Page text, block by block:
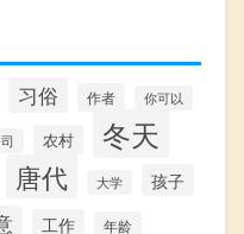
习俗 作者 你可以
农村 冬天
唐代 大学 孩子
工作 年龄